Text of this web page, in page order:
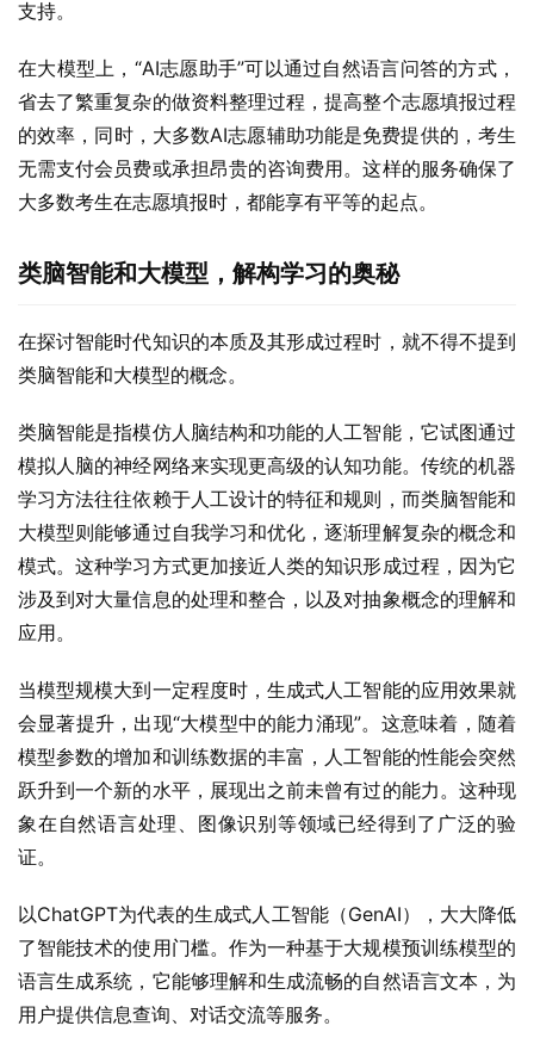
支持。
在大模型上，“AI志愿助手”可以通过自然语言问答的方式，
省去了繁重复杂的做资料整理过程，提高整个志愿填报过程
的效率，同时，大多数AI志愿辅助功能是免费提供的，考生
无需支付会员费或承担昂贵的咨询费用。这样的服务确保了
大多数考生在志愿填报时，都能享有平等的起点。
类脑智能和大模型，解构学习的奥秘
在探讨智能时代知识的本质及其形成过程时，就不得不提到
类脑智能和大模型的概念。
类脑智能是指模仿人脑结构和功能的人工智能，它试图通过
模拟人脑的神经网络来实现更高级的认知功能。传统的机器
学习方法往往依赖于人工设计的特征和规则，而类脑智能和
大模型则能够通过自我学习和优化，逐渐理解复杂的概念和
模式。这种学习方式更加接近人类的知识形成过程，因为它
涉及到对大量信息的处理和整合，以及对抽象概念的理解和
应用。
当模型规模大到一定程度时，生成式人工智能的应用效果就
会显著提升，出现“大模型中的能力涌现”。这意味着，随着
模型参数的增加和训练数据的丰富，人工智能的性能会突然
跃升到一个新的水平，展现出之前未曾有过的能力。这种现
象在自然语言处理、图像识别等领域已经得到了广泛的验
证。
以ChatGPT为代表的生成式人工智能（GenAI），大大降低
了智能技术的使用门槛。作为一种基于大规模预训练模型的
语言生成系统，它能够理解和生成流畅的自然语言文本，为
用户提供信息查询、对话交流等服务。